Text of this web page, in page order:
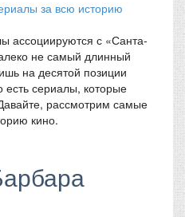
ассоциируются с «Санта-
не самый длинный
на десятой позиции
есть сериалы, которые
рассмотрим самые
кино.